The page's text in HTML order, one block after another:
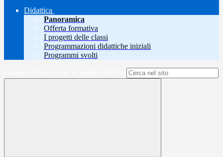
Didattica
Panoramica
Offerta formativa
I progetti delle classi
Programmazioni didattiche iniziali
Programmi svolti